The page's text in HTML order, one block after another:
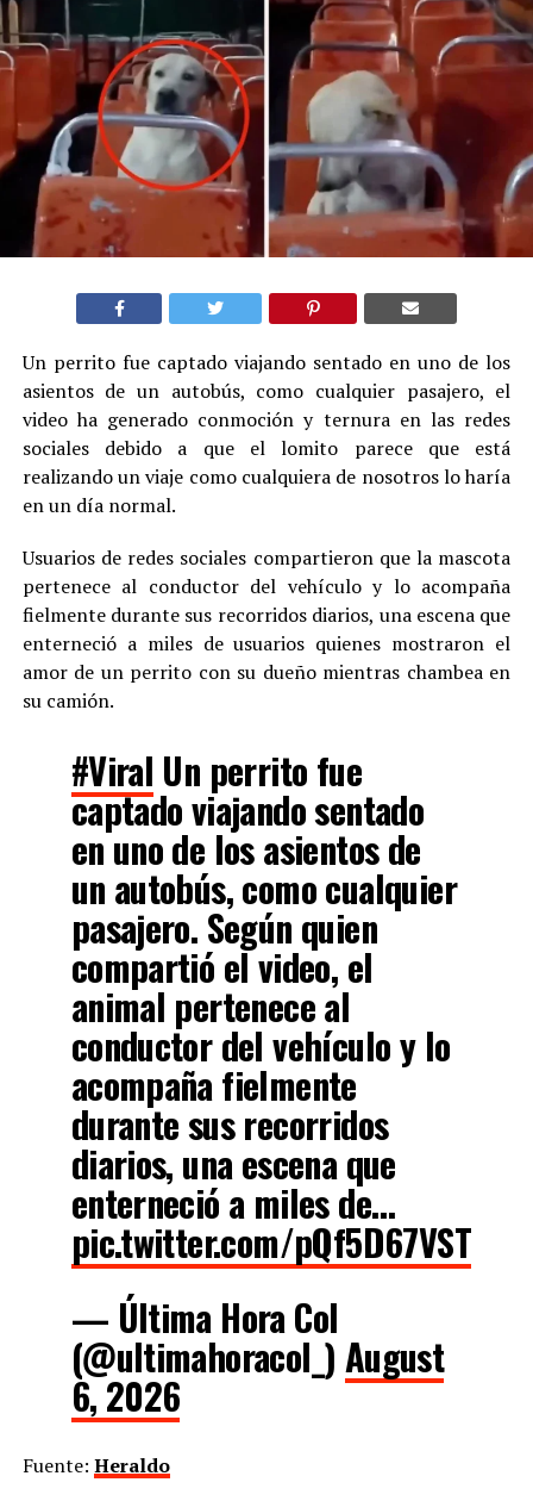
Un perrito fue captado viajando sentado en uno de los
asientos de un autobús, como cualquier pasajero, el
video ha generado conmoción y ternura en las redes
sociales debido a que el lomito parece que está
realizando un viaje como cualquiera de nosotros lo haría
en un día normal.
Usuarios de redes sociales compartieron que la mascota
pertenece al conductor del vehículo y lo acompaña
fielmente durante sus recorridos diarios, una escena que
enterneció a miles de usuarios quienes mostraron el
amor de un perrito con su dueño mientras chambea en
su camión.
#Viral Un perrito fue
captado viajando sentado
en uno de los asientos de
un autobús, como cualquier
pasajero. Según quien
compartió el video, el
animal pertenece al
conductor del vehículo y lo
acompaña fielmente
durante sus recorridos
diarios, una escena que
enterneció a miles de…
pic.twitter.com/pQf5D67VST
— Última Hora Col
(@ultimahoracol_) August
6, 2026
Fuente: Heraldo